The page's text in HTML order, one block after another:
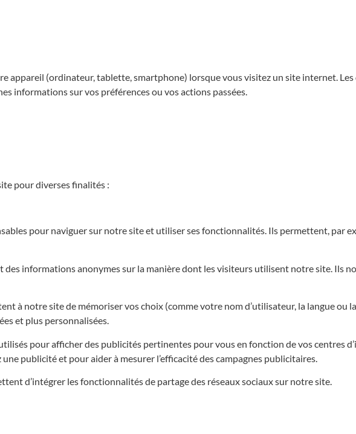
appareil (ordinateur, tablette, smartphone) lorsque vous visitez un site internet.
informations sur vos préférences ou vos actions passées.
pour diverses finalités :
pour naviguer sur notre site et utiliser ses fonctionnalités. Ils permettent, par
informations anonymes sur la manière dont les visiteurs utilisent notre site. Ils
à notre site de mémoriser vos choix (comme votre nom d’utilisateur, la langue ou
et plus personnalisées.
pour afficher des publicités pertinentes pour vous en fonction de vos centres
publicité et pour aider à mesurer l’efficacité des campagnes publicitaires.
d’intégrer les fonctionnalités de partage des réseaux sociaux sur notre site.